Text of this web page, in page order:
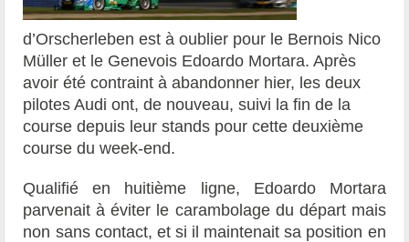
d’Orscherleben est à oublier pour le Bernois Nico
Müller et le Genevois Edoardo Mortara. Après
avoir été contraint à abandonner hier, les deux
pilotes Audi ont, de nouveau, suivi la fin de la
course depuis leur stands pour cette deuxième
course du week-end.
Qualifié en huitième ligne, Edoardo Mortara
parvenait à éviter le carambolage du départ mais
non sans contact, et si il maintenait sa position en